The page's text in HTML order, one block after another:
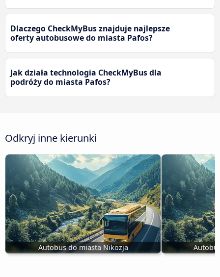
Dlaczego CheckMyBus znajduje najlepsze
oferty autobusowe do miasta Pafos?
Jak działa technologia CheckMyBus dla
podróży do miasta Pafos?
Odkryj inne kierunki
Autobus do miasta Nikozja